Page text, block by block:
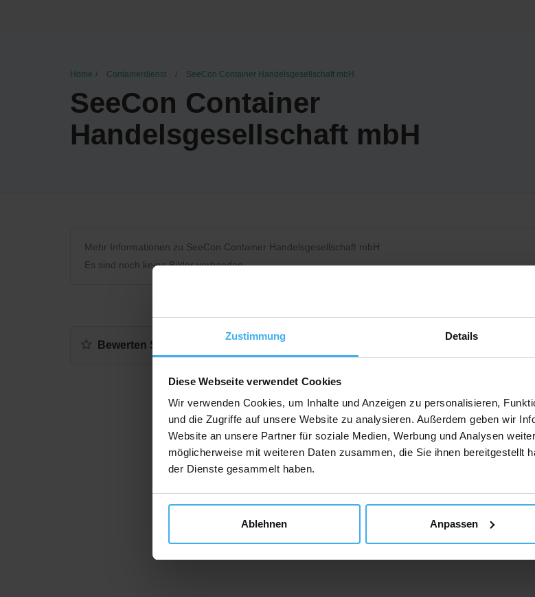
Zustimmung Details
Diese Webseite verwendet Cookies
Wir verwenden Cookies, um Inhalte und Anzeigen zu personalisieren,
und die Zugriffe auf unsere Website zu analysieren. Außerdem geben wir
Website an unsere Partner für soziale Medien, Werbung und Analysen
möglicherweise mit weiteren Daten zusammen, die Sie ihnen bereitgestellt
der Dienste gesammelt haben.
Ablehnen Anpassen
Home Containerdienst SeeCon Container Handelsgesellschaft mbH
SeeCon Container
Handelsgesellschaft mbH
Mehr Informationen zu SeeCon Container Handelsgesellschaft mbH
Es sind noch keine Bilder vorhanden.
Bewerten Sie uns